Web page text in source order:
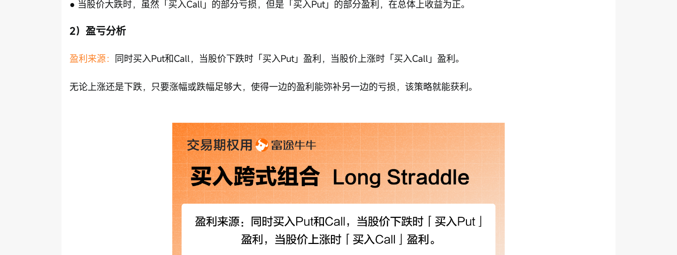
● 当股价大跌时，虽然「买入Call」的部分亏损，但是「买入Put」的部分盈利，在总体上收益为正。
2）盈亏分析
盈利来源： 同时买入Put和Call，当股价下跌时「买入Put」盈利，当股价上涨时「买入Call」盈利。
无论上涨还是下跌，只要涨幅或跌幅足够大，使得一边的盈利能弥补另一边的亏损，该策略就能获利。